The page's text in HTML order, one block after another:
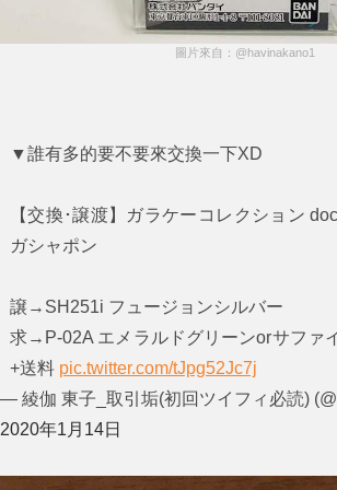
圖片來自：@havinakano1
▼誰有多的要不要來交換一下XD
【交換･譲渡】ガラケーコレクション
ガシャポン
譲→SH251i フュージョンシルバー
求→P-02A エメラルドグリーンorサファ
+送料 pic.twitter.com/tJpg52Jc7j
— 綾伽 東子_取引垢(初回ツイフィ必読)
2020年1月14日